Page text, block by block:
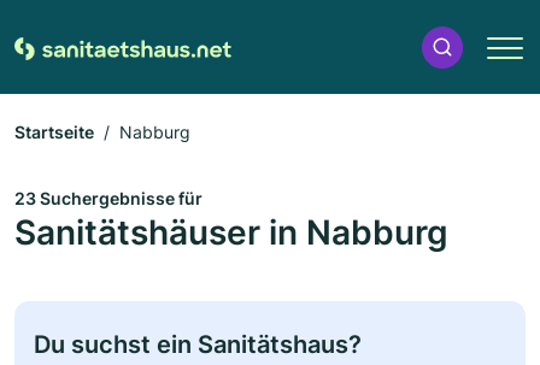
Startseite Nabburg
23 Suchergebnisse für
Sanitätshäuser in Nabburg
Du suchst ein Sanitätshaus?